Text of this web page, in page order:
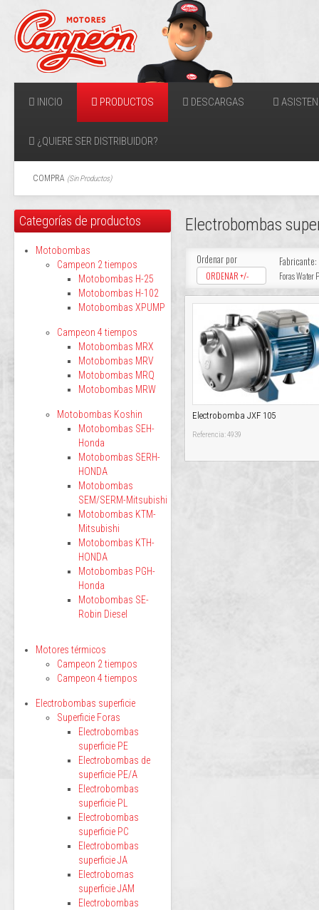
INICIO PRODUCTOS DESCARGAS
¿QUIERE SER DISTRIBUIDOR?
COMPRA (Sin Productos)
Electrobombas
Ordenar por
ORDENAR +/-
Fabricante:
Foras Water
Electrobomba JXF 105
Referencia: 4939
Categorías de productos
Motobombas
Campeon 2 tiempos
Motobombas H-25
Motobombas H-102
Motobombas XPUMP
Campeon 4 tiempos
Motobombas MRX
Motobombas MRV
Motobombas MRQ
Motobombas MRW
Motobombas Koshin
Motobombas SEH-
Honda
Motobombas SERH-
HONDA
Motobombas
SEM/SERM-Mitsubishi
Motobombas KTM-
Mitsubishi
Motobombas KTH-
HONDA
Motobombas PGH-
Honda
Motobombas SE-
Robin Diesel
Motores térmicos
Campeon 2 tiempos
Campeon 4 tiempos
Electrobombas superficie
Superficie Foras
Electrobombas
superficie PE
Electrobombas de
superficie PE/A
Electrobombas
superficie PL
Electrobombas
superficie PC
Electrobombas
superficie JA
Electrobomas
superficie JAM
Electrobombas